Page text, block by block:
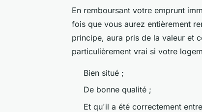
En remboursant votre emprunt
fois que vous aurez entièrement
principe, aura pris de la valeur et
particulièrement vrai si votre
Bien situé ;
De bonne qualité ;
Et qu'il a été correctement